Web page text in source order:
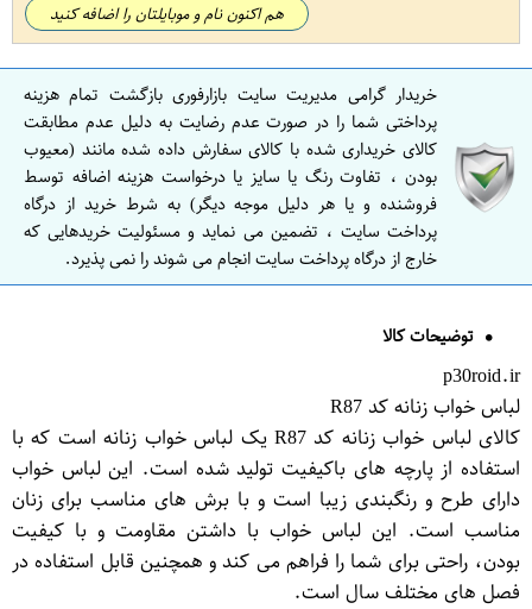
هم اکنون نام و موبایلتان را اضافه کنید
خریدار گرامی مدیریت سایت بازارفوری بازگشت تمام هزینه
پرداختی شما را در صورت عدم رضایت به دلیل عدم مطابقت
کالای خریداری شده با کالای سفارش داده شده مانند (معیوب
بودن ، تفاوت رنگ یا سایز یا درخواست هزینه اضافه توسط
فروشنده و یا هر دلیل موجه دیگر) به شرط خرید از درگاه
پرداخت سایت ، تضمین می نماید و مسئولیت خریدهایی که
خارج از درگاه پرداخت سایت انجام می شوند را نمی پذیرد.
توضیحات کالا
p30roid.ir
لباس خواب زنانه کد R87
کالای لباس خواب زنانه کد R87 یک لباس خواب زنانه است که با
استفاده از پارچه های باکیفیت تولید شده است. این لباس خواب
دارای طرح و رنگبندی زیبا است و با برش های مناسب برای زنان
مناسب است. این لباس خواب با داشتن مقاومت و با کیفیت
بودن، راحتی برای شما را فراهم می کند و همچنین قابل استفاده در
فصل های مختلف سال است.